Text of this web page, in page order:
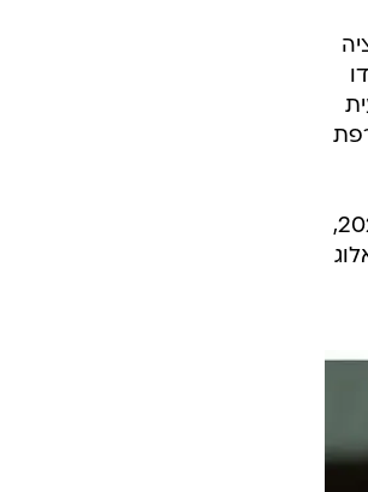
"הטיוטה שהוצגה כוללת 9 סעיפים זהים להפליא לאלה שהוצגו במסגרת חוק ההסדרים לשנת 2025,